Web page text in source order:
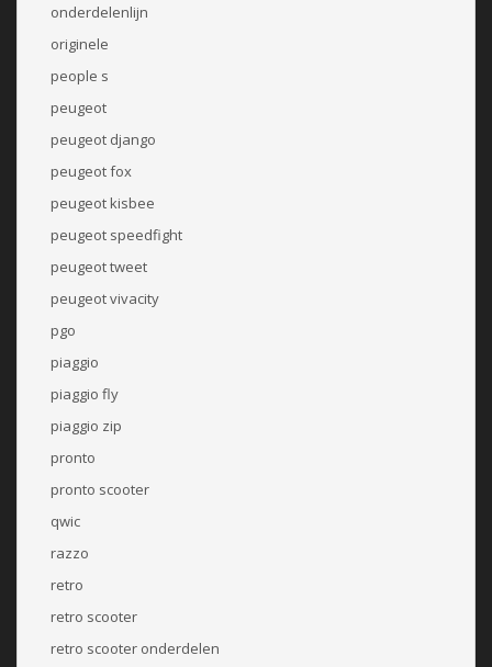
onderdelenlijn
originele
people s
peugeot
peugeot django
peugeot fox
peugeot kisbee
peugeot speedfight
peugeot tweet
peugeot vivacity
pgo
piaggio
piaggio fly
piaggio zip
pronto
pronto scooter
qwic
razzo
retro
retro scooter
retro scooter onderdelen